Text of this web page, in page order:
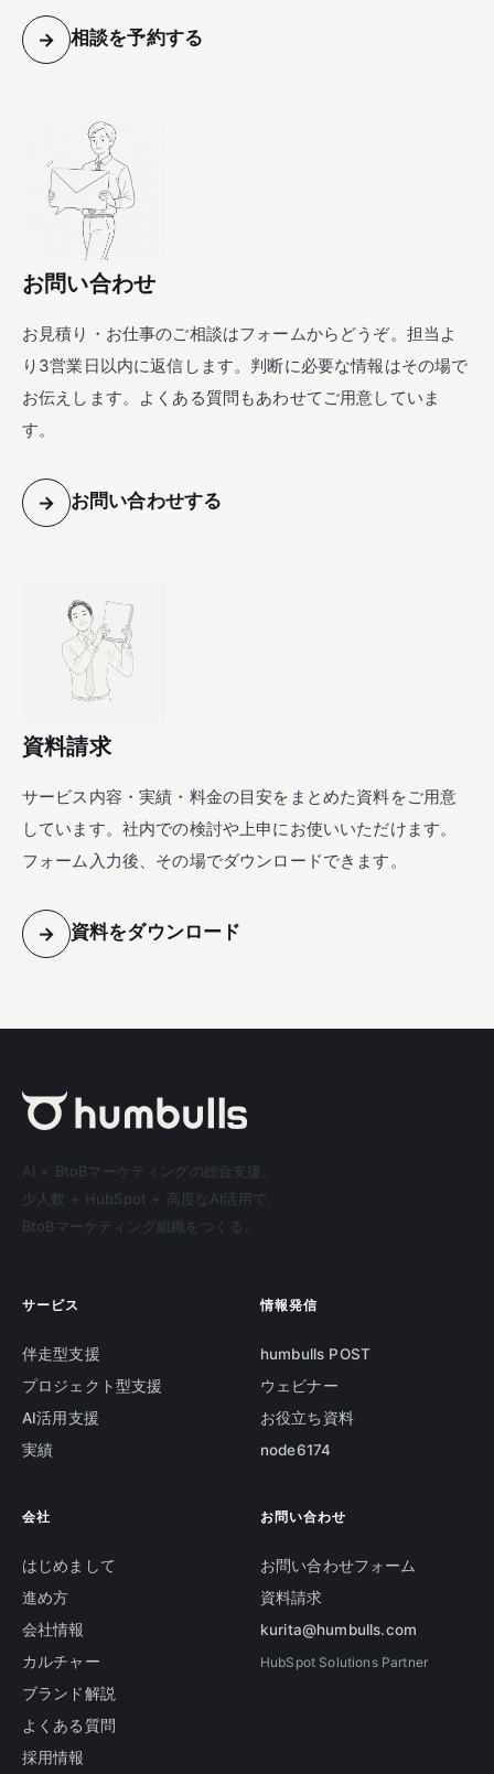
→ 相談を予約する
お問い合わせ
お見積り・お仕事のご相談はフォームからどうぞ。担当よ
り3営業日以内に返信します。判断に必要な情報はその場で
お伝えします。よくある質問もあわせてご用意していま
す。
→ お問い合わせする
資料請求
サービス内容・実績・料金の目安をまとめた資料をご用意
しています。社内での検討や上申にお使いいただけます。
フォーム入力後、その場でダウンロードできます。
→ 資料をダウンロード
AI × BtoBマーケティングの総合支援。
少人数 + HubSpot + 高度なAI活用で、
BtoBマーケティング組織をつくる。
サービス
伴走型支援
プロジェクト型支援
AI活用支援
実績
情報発信
humbulls POST
ウェビナー
お役立ち資料
node6174
会社
はじめまして
進め方
会社情報
カルチャー
ブランド解説
よくある質問
採用情報
お問い合わせ
お問い合わせフォーム
資料請求
kurita@humbulls.com
HubSpot Solutions Partner